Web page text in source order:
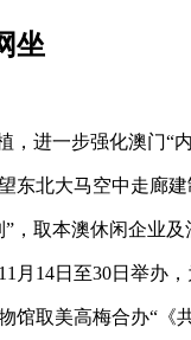
坐
进一步强化澳门“内
北大马空中走廊建
取本澳休闲企业及
14日至30日举办，
美高梅合办“《共